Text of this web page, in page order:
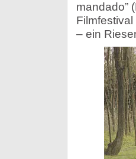
mandado”
Filmfestival
– ein